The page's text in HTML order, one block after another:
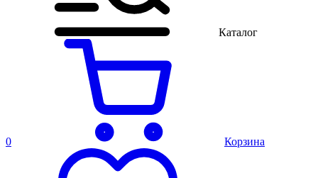
Каталог
0 Корзина